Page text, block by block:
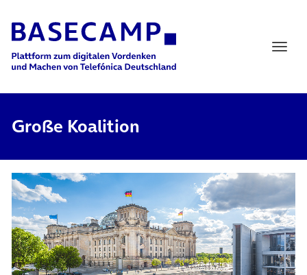
Main Navigation
Große Koalition